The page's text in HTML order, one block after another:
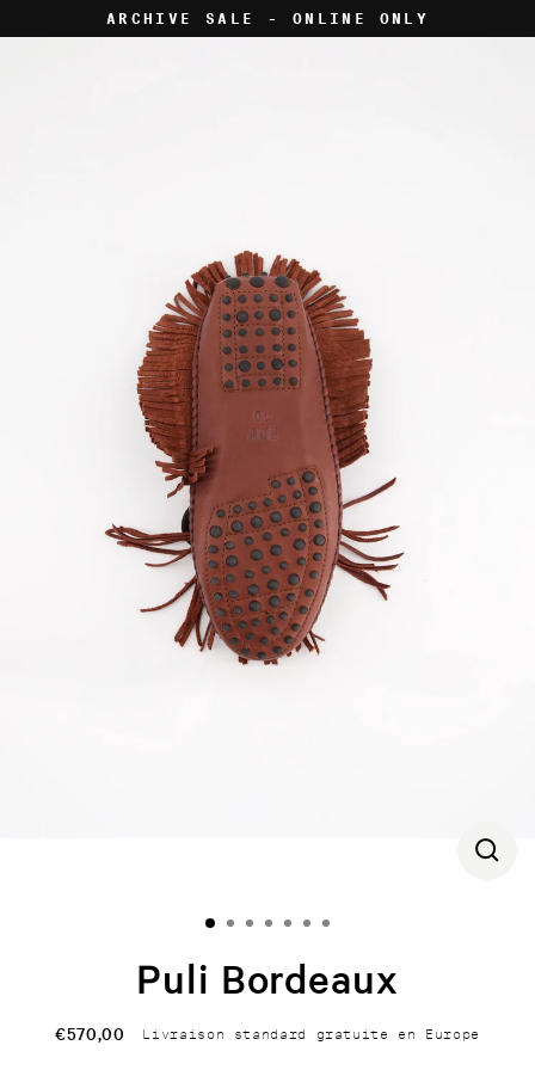
to
ARCHIVE SALE - ONLINE ONLY
Puli Bordeaux
Regular
€570,00 Livraison standard gratuite en Europe